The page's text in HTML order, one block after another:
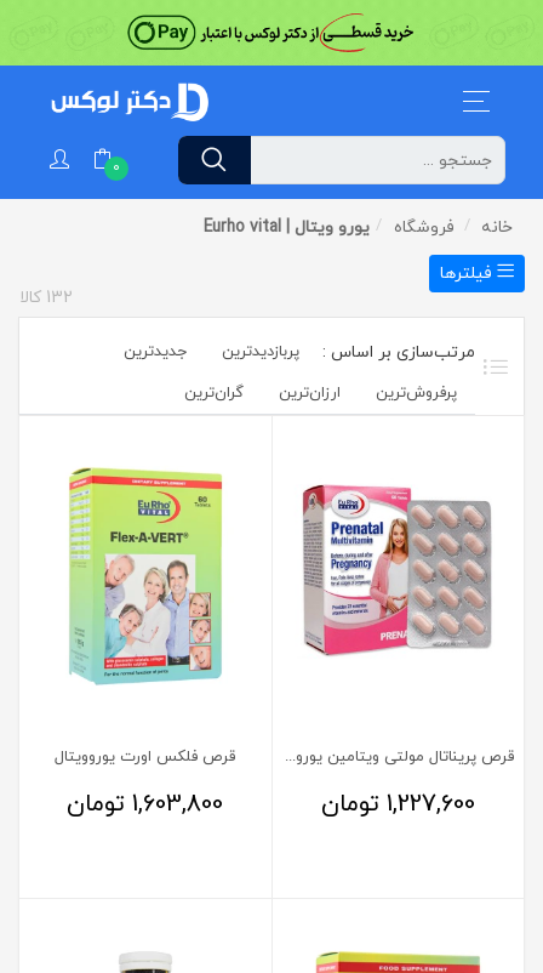
0
خانه فروشگاه
یورو ویتال | Eurho vital
فیلترها
132 کالا
پربازدیدترین
جدیدترین
پرفروش‌ترین‌
ارزان‌ترین گران‌ترین
قرص پریناتال مولتی ویتامین یوروویتال
1,227,600 تومان
قرص فلکس اورت یوروویتال
1,603,800 تومان